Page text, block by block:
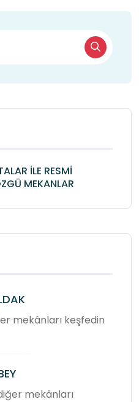
İLE RESMİ
MEKANLAR
mekânları keşfedin
mekânları